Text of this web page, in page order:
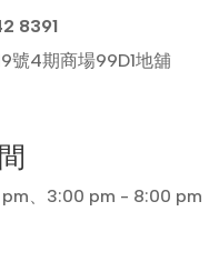
8391
號4期商場99D1地舖
pm、3:00 pm - 8:00 pm